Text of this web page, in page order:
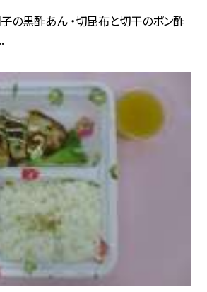
子の黒酢あん ・切昆布と切干のポン酢